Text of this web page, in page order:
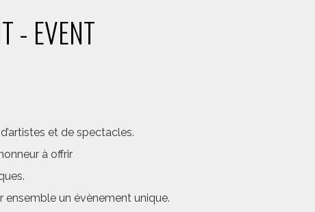
- EVENT
et de spectacles.
à offrir
un évènement unique.